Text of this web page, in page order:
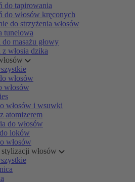
do tapirowania
do włosów kręconych
do strzyżenia włosów
tunelowa
masażu głowy
włosia dzika
włosów
włosów
włosów i wsuwki
atomizerem
do włosów
loków
włosów
włosów